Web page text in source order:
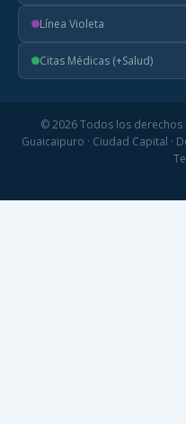
Línea Violeta
Citas Médicas (+Salud)
© 2026 Todos los derechos
Guaicaipuro · Ciudad Capital ·